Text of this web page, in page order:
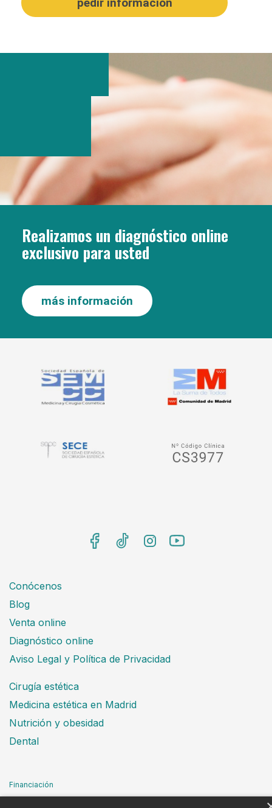
Realizamos un diagnóstico online
exclusivo para usted
más información
Conócenos
Blog
Venta online
Diagnóstico online
Aviso Legal y Política de Privacidad
Cirugía estética
Medicina estética en Madrid
Nutrición y obesidad
Dental
Financiación